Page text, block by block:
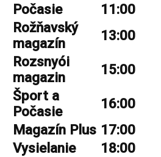
Počasie
11:00
Rožňavský
magazín
13:00
Rozsnyói
magazin
15:00
Šport a
Počasie
16:00
Magazín Plus 17:00
Vysielanie
18:00